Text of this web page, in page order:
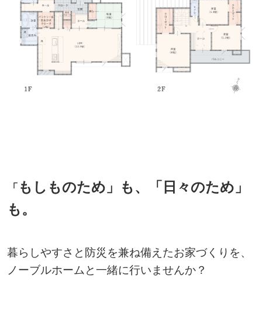
「 もしものため」も、「日々のため」
も。
暮らしやすさと防災を兼ね備えたお家づくりを、
ノーブルホームと一緒に行いませんか？